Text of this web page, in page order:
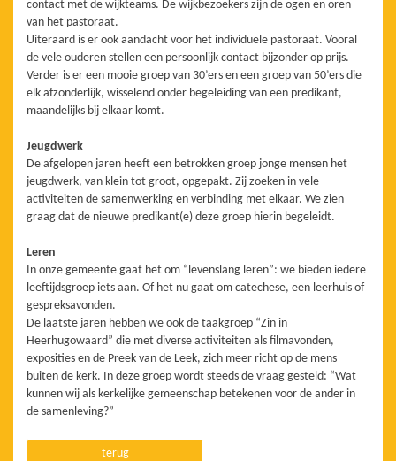
contact met de wijkteams. De wijkbezoekers zijn de ogen en oren
van het pastoraat.
Uiteraard is er ook aandacht voor het individuele pastoraat. Vooral
de vele ouderen stellen een persoonlijk contact bijzonder op prijs.
Verder is er een mooie groep van 30’ers en een groep van 50’ers die
elk afzonderlijk, wisselend onder begeleiding van een predikant,
maandelijks bij elkaar komt.
Jeugdwerk
De afgelopen jaren heeft een betrokken groep jonge mensen het
jeugdwerk, van klein tot groot, opgepakt. Zij zoeken in vele
activiteiten de samenwerking en verbinding met elkaar. We zien
graag dat de nieuwe predikant(e) deze groep hierin begeleidt.
Leren
In onze gemeente gaat het om “levenslang leren”: we bieden iedere
leeftijdsgroep iets aan. Of het nu gaat om catechese, een leerhuis of
gespreksavonden.
De laatste jaren hebben we ook de taakgroep “Zin in
Heerhugowaard” die met diverse activiteiten als filmavonden,
exposities en de Preek van de Leek, zich meer richt op de mens
buiten de kerk. In deze groep wordt steeds de vraag gesteld: “Wat
kunnen wij als kerkelijke gemeenschap betekenen voor de ander in
de samenleving?”
terug